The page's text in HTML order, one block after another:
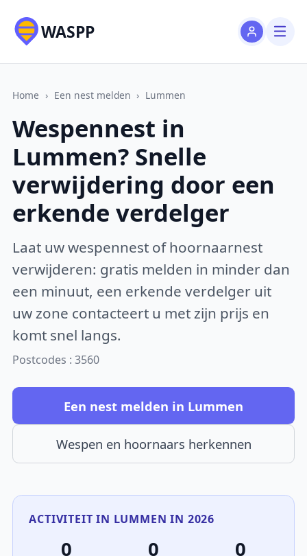
WASPP
Home › Een nest melden › Lummen
Wespennest in
Lummen? Snelle
verwijdering door een
erkende verdelger
Laat uw wespennest of hoornaarnest
verwijderen: gratis melden in minder dan
een minuut, een erkende verdelger uit
uw zone contacteert u met zijn prijs en
komt snel langs.
Postcodes : 3560
Een nest melden in Lummen
Wespen en hoornaars herkennen
ACTIVITEIT IN LUMMEN IN 2026
0 0 0